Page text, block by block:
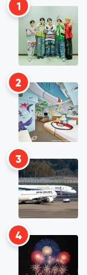
1
2
3
4